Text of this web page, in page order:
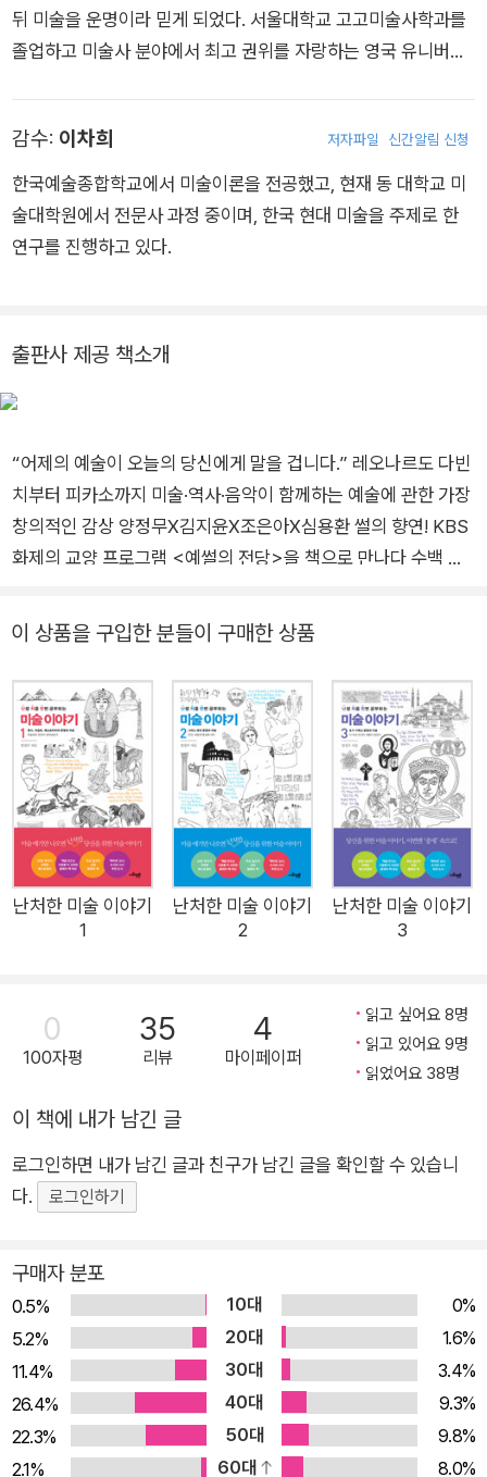
뒤 미술을 운명이라 믿게 되었다. 서울대학교 고고미술사학과를
졸업하고 미술사 분야에서 최고 권위를 자랑하는 영국 유니버시
역임했다. 존스홉킨스 대학교와 메릴랜드 미술대학에서 방문교
수로 미술사를 연구하고, 서양미술을 상업주의와 연결한 연구로
학계의 주목을 받고 있다. 유학 시절, 도서관보다 박물관에서 더
많은 시간을 보내면서 미술관, 박물관 가이드를 가장 재미있게 인
~8권, 『난생 처음 한번 공부하는 미술 이야기-내셔널 갤러리 특
별판』, 『시간이 정지된 박물관 피렌체』, 『상인과 미술』, 『그림값
학』, 『조토에서 세잔까지: 서양회화사』, 『그리스 미술』이 있다.
감수: 이차희 저자파일 신간알림 신청
한국예술종합학교에서 미술이론을 전공했고, 현재 동 대학교 미
술대학원에서 전문사 과정 중이며, 한국 현대 미술을 주제로 한
연구를 진행하고 있다.
출판사 제공 책소개
“어제의 예술이 오늘의 당신에게 말을 겁니다.” 레오나르도 다빈
치부터 피카소까지 미술·역사·음악이 함께하는 예술에 관한 가장
창의적인 감상 양정무X김지윤X조은아X심용환 썰의 향연! KBS
화제의 교양 프로그램 <예썰의 전당>을 책으로 만나다 수백 년
진 건축물 앞에서 알 수 없는 감동과 벅차오름을 느끼는 이유는
와 시대가 깃들어 있기 때문 아닐까? KBS 화제의 교양 프로그램
<예썰의 전당>은 미술사학자 양정무 교수, 정치학자 김지윤 박
사, 피아니스트 조은아 교수, 역사학자 심용환 교수와 함께 미술,
음악, 문학, 건축 등 다양한 예술 작품을 각각의 전문 지식을 바탕
으로 흥미롭고 입체적으로 풀어내 큰 사랑을 받았다. 이 책은 <
예썰의 전당>에서 소개된 여러 예술 작품 중 시청자들로부터 가
장 큰 호응을 얻었던 서양미술을 주제로 엮었으며, 르네상스 시대
를 대표하는 레오나르도 다빈치부터 20세기 파블로 피카소까지
시대를 대표하는 화가 17인과 그들의 작품을 소개한다. 시대순으
이해할 수 있게 해 준다. 또한 각 장의 끝에 작가가 건네는 한 문
장은 때로는 생각할 거리를, 때로는 위로를 주어 처음 서양미술을
신선하고 따뜻하게 다가올 것이다. <예썰의 전당>에 쏟아진 시
청자들의 후기 ★★★★★ 내가 예술을 좋아한다는 걸 방송을
보며 알게 됐다. - 애청자 S ★★★★★ 예술에 무지했던 내 눈
을 뜨게 해 주었다. - 애청자 K ★★★★★ 미술관, 박물관에서
과 갈증을 채워 줬다. - 애청자 J 어제의 예술이 오늘의 우리에게
주는 거대한 위로와 용기 예술을 통해 보는 역사와 문화 그리고
우리의 삶 세상에 존재하는 다양한 삶만큼이나 예술 작품에 대한
감상도 사람마다 다를 수밖에 없다. 그렇게 예술 작품은 멈춰 있
는 듯 보여도 살아 숨 쉬며 현재의 우리와 소통한다. 예술에 관한
세상의 모든 ‘썰’을 나누는 이곳 ‘예썰의 전당’에서는 미술, 역사,
음악 등 다양한 분야의 전문가들이 한데 모여 작품과 작가를 여러
이 상품을 구입한 분들이 구매한 상품
난처한 미술 이야기
1
난처한 미술 이야기
2
난처한 미술 이야기
3
0
100자평
35
리뷰
4
마이페이퍼
읽고 싶어요 8명
읽고 있어요 9명
읽었어요 38명
이 책에 내가 남긴 글
로그인하면 내가 남긴 글과 친구가 남긴 글을 확인할 수 있습니
다.
로그인하기
구매자 분포
0.5% 10대
0%
5.2%
20대
1.6%
11.4%
30대
3.4%
26.4%
40대
9.3%
22.3%
50대
9.8%
2.1%
60대 8.0%